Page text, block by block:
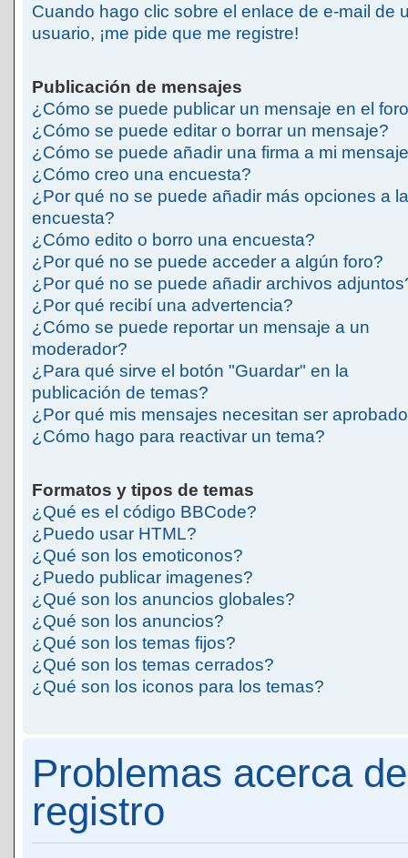
Cuando hago clic sobre el enlace de e-mail de
usuario, ¡me pide que me registre!
Publicación de mensajes
¿Cómo se puede publicar un mensaje en el
¿Cómo se puede editar o borrar un mensaje?
¿Cómo se puede añadir una firma a mi
¿Cómo creo una encuesta?
¿Por qué no se puede añadir más opciones a la
encuesta?
¿Cómo edito o borro una encuesta?
¿Por qué no se puede acceder a algún foro?
¿Por qué no se puede añadir archivos
¿Por qué recibí una advertencia?
¿Cómo se puede reportar un mensaje a un
moderador?
¿Para qué sirve el botón "Guardar" en la
publicación de temas?
¿Por qué mis mensajes necesitan ser
¿Cómo hago para reactivar un tema?
Formatos y tipos de temas
¿Qué es el código BBCode?
¿Puedo usar HTML?
¿Qué son los emoticonos?
¿Puedo publicar imagenes?
¿Qué son los anuncios globales?
¿Qué son los anuncios?
¿Qué son los temas fijos?
¿Qué son los temas cerrados?
¿Qué son los iconos para los temas?
Problemas acerca
registro